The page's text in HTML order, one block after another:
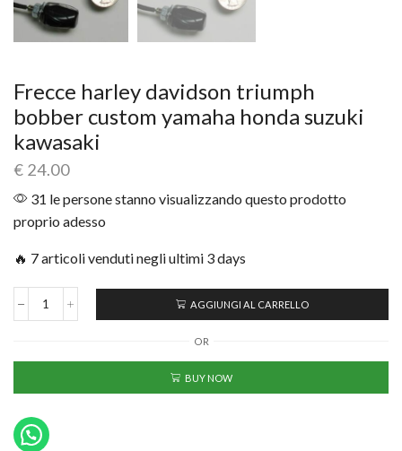
Frecce harley davidson triumph
bobber custom yamaha honda suzuki
kawasaki
€ 24.00
31 le persone stanno visualizzando questo prodotto
proprio adesso
🔥 7 articoli venduti negli ultimi 3 days
AGGIUNGI AL CARRELLO
OR
BUY NOW